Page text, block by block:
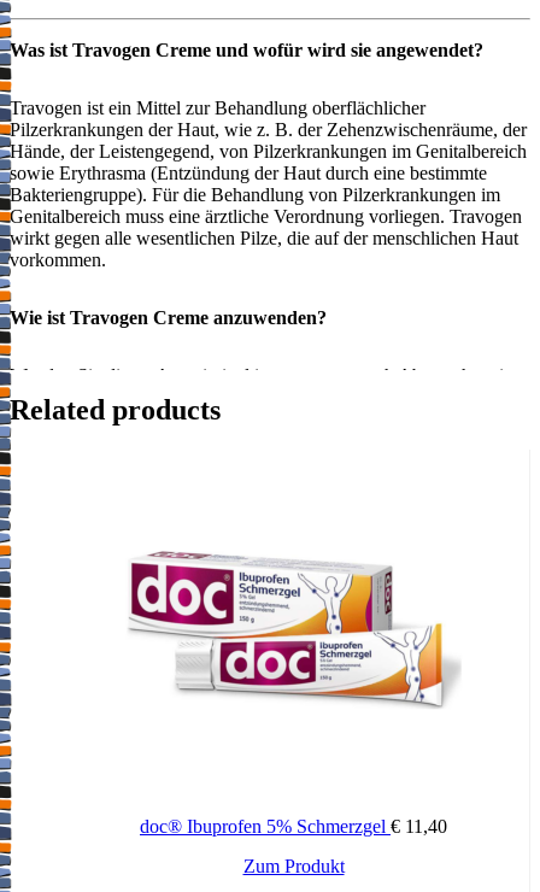
Was ist Travogen Creme und wofür wird sie angewendet?
Travogen ist ein Mittel zur Behandlung oberflächlicher
Pilzerkrankungen der Haut, wie z. B. der Zehenzwischenräume, der
Hände, der Leistengegend, von Pilzerkrankungen im Genitalbereich
sowie Erythrasma (Entzündung der Haut durch eine bestimmte
Bakteriengruppe). Für die Behandlung von Pilzerkrankungen im
Genitalbereich muss eine ärztliche Verordnung vorliegen. Travogen
wirkt gegen alle wesentlichen Pilze, die auf der menschlichen Haut
vorkommen.
Wie ist Travogen Creme anzuwenden?
Wenden Sie dieses Arzneimittel immer genau nach Absprache mit
Ihrem Arzt oder Apotheker an. Fragen Sie bei Ihrem Arzt oder
Apotheker nach, wenn Sie sich nicht sicher sind. Falls vom Arzt
nicht anders verordnet, Dosierung genau einhalten. Travogen Creme
wird auf die Haut aufgetragen. Travogen Creme wird 1mal täglich
auf die erkrankten Hautpartien aufgetragen. Bei hartnäckigen
Erkrankungen der Zehenzwischenräume empfiehlt es sich oftmals
einen Verbandmullstreifen, der mit Travogen Creme getränkt wird,
zwischen die Zehen zu legen. Für Pilzinfektionen gilt allgemein,
dass eine lokale Behandlung über einen Zeitraum von 2 – 3
Wochen, bei hartnäckigen Erkrankungen (vor allem bei Befall der
Zehenzwischenräume) auch für 4 Wochen durchgeführt werden
muss. Bei besonderer ärztlicher Verordnung sind auch längere
Anwendungszeiten möglich. Um Rückfälle zu vermeiden, sollten
Sie nach Abklingen der Beschwerden die Behandlung noch
mindestens 2 Wochen weiterführen. Pilzinfektionen sind sehr
hartnäckig und langwierig. Um eine erfolgreiche Behandlung zu
erreichen, müssen Sie Travogen Creme regelmäßig anwenden und
die empfohlenen hygienischen Maßnahmen einhalten: Die
erkrankten Hautstellen, besonders die Zehenzwischenräume,
müssen nach dem Waschen sorgfältig abgetrocknet werden und die
Strümpfe täglich gewechselt werden. Die Schuhe sollten nach dem
Tragen gut belüftet werden. Zur Vermeidung einer erneuten
Infektion sollte die persönliche Wäsche (Waschlappen, Handtücher,
Related products
doc® Ibuprofen 5% Schmerzgel € 11,40
Zum Produkt